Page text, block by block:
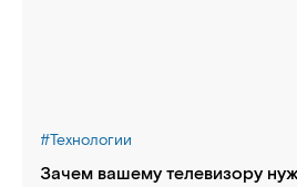
#Технологии
Зачем вашему телевизору